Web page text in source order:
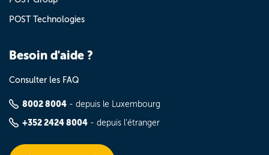
POST Technologies
Besoin d'aide ?
Consulter les FAQ
8002 8004 - depuis le Luxembourg
+352 2424 8004 - depuis l'étranger